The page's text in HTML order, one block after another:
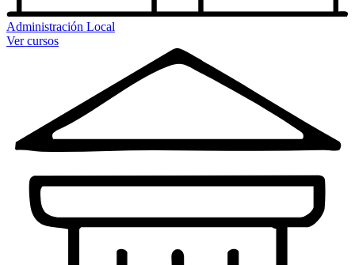
Administración Local
Ver cursos